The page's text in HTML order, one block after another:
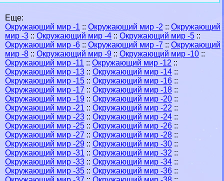
Еще:
Окружающий мир -1 :: Окружающий мир -2 :: Окружающий
мир -3 :: Окружающий мир -4 :: Окружающий мир -5 ::
Окружающий мир -6 :: Окружающий мир -7 :: Окружающий
мир -8 :: Окружающий мир -9 :: Окружающий мир -10 ::
Окружающий мир -11 :: Окружающий мир -12 ::
Окружающий мир -13 :: Окружающий мир -14 ::
Окружающий мир -15 :: Окружающий мир -16 ::
Окружающий мир -17 :: Окружающий мир -18 ::
Окружающий мир -19 :: Окружающий мир -20 ::
Окружающий мир -21 :: Окружающий мир -22 ::
Окружающий мир -23 :: Окружающий мир -24 ::
Окружающий мир -25 :: Окружающий мир -26 ::
Окружающий мир -27 :: Окружающий мир -28 ::
Окружающий мир -29 :: Окружающий мир -30 ::
Окружающий мир -31 :: Окружающий мир -32 ::
Окружающий мир -33 :: Окружающий мир -34 ::
Окружающий мир -35 :: Окружающий мир -36 ::